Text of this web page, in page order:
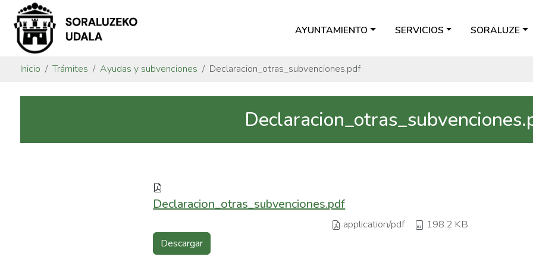
AYUNTAMIENTO SERVICIOS SORALUZE
Inicio Trámites Ayudas y subvenciones Declaracion_otras_subvenciones.pdf
Declaracion_otras_subvenciones.pdf
application/pdf 198.2 KB
Descargar